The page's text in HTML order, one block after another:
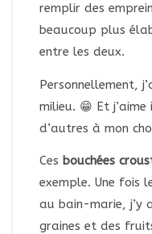
remplir des
beaucoup plus
entre les deux.
Personnellement,
milieu. 😁 Et
d’autres à mon
Ces bouchées
exemple. Une fois
au bain-marie, j’y
graines et des